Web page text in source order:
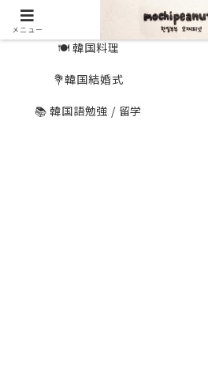
🍽 韓国料理
💐韓国結婚式
📚 韓国語勉強 / 留学
メニュー